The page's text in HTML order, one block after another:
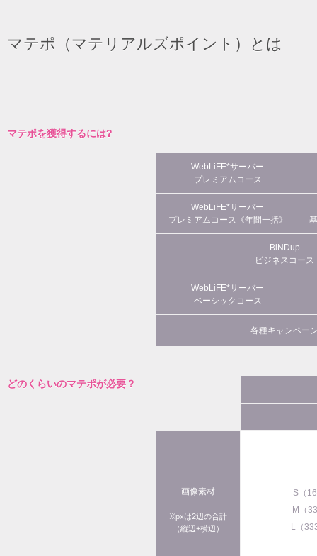
マテポ（マテリアルズポイント）とは
マテポを獲得するには?
WebLiFE*サーバー
プレミアムコース
WebLiFE*サーバー
プレミアムコース《年間一括》
BiNDup
ビジネスコース
WebLiFE*サーバー
ベーシックコース
各種キャンペー
どのくらいのマテポが必要？
画像素材
※pxは2辺の合計
（縦辺+横辺）
S（
M（
L（